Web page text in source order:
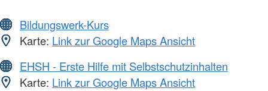
Bildungswerk-Kurs
Karte: Link zur Google Maps Ansicht
EHSH - Erste Hilfe mit Selbstschutzinhalten
Karte: Link zur Google Maps Ansicht